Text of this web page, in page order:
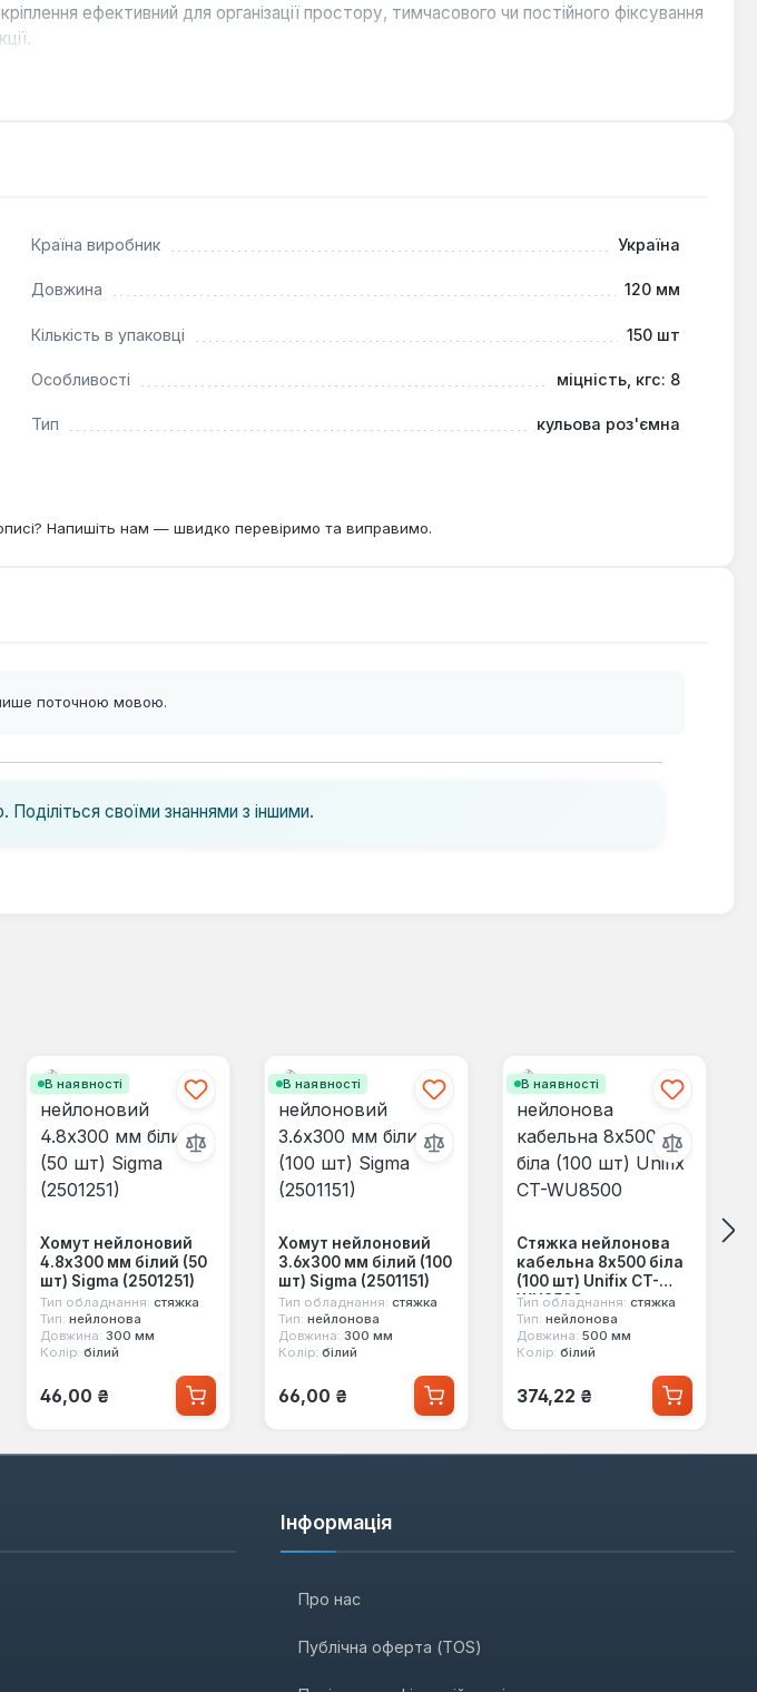
ефективний для організації простору, тимчасового чи постійного фіксування
Країна виробник Україна
Довжина 120 мм
Кількість в упаковці 150 шт
Особливості міцність, кгс: 8
Тип кульова роз'ємна
Напишіть нам — швидко перевіримо та виправимо.
поточною мовою.
Поділіться своїми знаннями з іншими.
В наявності
Хомут нейлоновий
4.8x300 мм білий (50
шт) Sigma (2501251)
Тип обладнання: стяжка
Тип: нейлонова
Довжина: 300 мм
Колір: білий
Звичайна ціна:
46,00 ₴
В наявності
Хомут нейлоновий
3.6x300 мм білий (100
шт) Sigma (2501151)
Тип обладнання: стяжка
Тип: нейлонова
Довжина: 300 мм
Колір: білий
Звичайна ціна:
66,00 ₴
В наявності
Стяжка нейлонова
кабельна 8x500 біла
(100 шт) Unifix CT-
WU8500
Тип обладнання: стяжка
Тип: нейлонова
Довжина: 500 мм
Колір: білий
Звичайна ціна:
374,22 ₴
Інформація
Про нас
Публічна оферта (TOS)